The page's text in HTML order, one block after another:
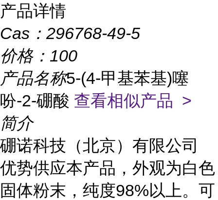
产品详情
Cas： 296768-49-5
价格： 100
产品名称5-(4-甲基苯基)噻
吩-2-硼酸 查看相似产品 >
简介
硼诺科技（北京）有限公司
优势供应本产品，外观为白色
固体粉末，纯度98%以上。可